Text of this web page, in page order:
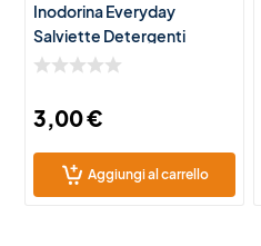
Inodorina Everyday
Salviette Detergenti
all’Aloe Vera per Cani e
Igienizzanti
3,00€
Aggiungi al carrello